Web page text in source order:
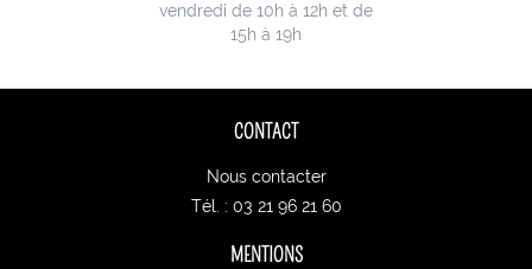
vendredi de 10h à 12h et de
15h à 19h
CONTACT
Nous contacter
Tél. : 03 21 96 21 60
MENTIONS